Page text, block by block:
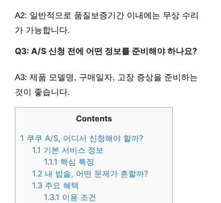
A2: 일반적으로 품질보증기간 이내에는 무상 수리
가 가능합니다.
Q3: A/S 신청 전에 어떤 정보를 준비해야 하나요?
A3: 제품 모델명, 구매일자, 고장 증상을 준비하는
것이 좋습니다.
Contents
1 쿠쿠 A/S, 어디서 신청해야 할까?
1.1 기본 서비스 정보
1.1.1 핵심 특징
1.2 내 밥솥, 어떤 문제가 흔할까?
1.3 주요 혜택
1.3.1 이용 조건